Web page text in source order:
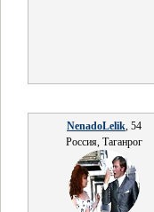
NenadoLelik, 54
Россия, Таганрог